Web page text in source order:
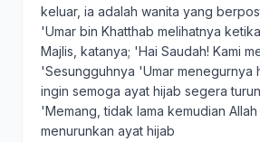
keluar, ia adalah wanita yang
'Umar bin Khatthab melihatnya
Majlis, katanya; 'Hai Saudah! Kami
'Sesungguhnya 'Umar menegurnya
ingin semoga ayat hijab segera
'Memang, tidak lama kemudian
menurunkan ayat hijab